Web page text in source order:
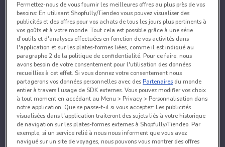
Permettez-nous de vous fournir les meilleures offres au plus près de vos
besoins: En utilisant Shopfully/Tiendeo vous pouvez visualiser des
publicités et des offres pour vos achats de tous les jours plus pertinents à
vos goûts et à votre monde. Tout cela est possible grâce à une série
d'outils et d'analyses effectuées en fonction de vos activités dans
l'application et sur les plates-formes liées, comme il est indiqué au
paragraphe 2 de la politique de confidentialité. Pour ce faire, nous
avons besoin de votre consentement pour l'utilisation des données
recueillies à cet effet. Si vous donnez votre consentement nous
partagerons vos données personnelles avec desPartenaires du monde
entier à travers l’usage de SDK externes. Vous pouvez modifier vos choix
à tout moment en accédant au Menu > Privacy > Personnalisation dans
notre application. Que se passe-t-il si vous acceptez: Les publicités
visualisées dans l'application traiteront des sujets liés à votre historique
de navigation sur les plates-formes externes à Shopfully/Tiendeo. Par
exemple, si un service relié à nous nous informent que vous avez
navigué sur un site de voyages, nous pouvons vous montrer des offres